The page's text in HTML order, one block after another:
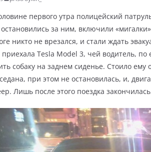
первого утра полицейский
за ним, включили
никто не врезался, и стали ждать
Tesla Model 3, чей водитель,
собаку на заднем сиденье. Стоило ему
при этом не остановилась, и,
Лишь после этого поездка